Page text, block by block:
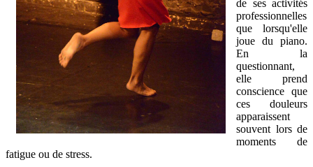
de ses activités
professionnelles
que lorsqu'elle
joue du piano.
En la
questionnant,
elle prend
conscience que
ces douleurs
apparaissent
souvent lors de
moments de
fatigue ou de stress.